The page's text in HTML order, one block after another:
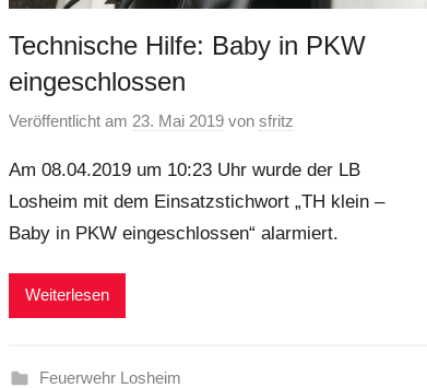
Technische Hilfe: Baby in PKW
eingeschlossen
Veröffentlicht am23. Mai 2019 vonsfritz
Am 08.04.2019 um 10:23 Uhr wurde der LB
Losheim mit dem Einsatzstichwort „TH klein –
Baby in PKW eingeschlossen“ alarmiert.
Weiterlesen
Feuerwehr Losheim